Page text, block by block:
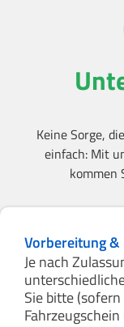
Keine Sorge,
einfach: Mit
kommen
Vorbereitung
Je nach
Sie bitte